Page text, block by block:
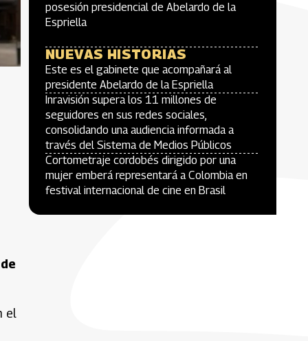
el
posesión presidencial de Abelardo de la
Espriella
NUEVAS HISTORIAS
Este es el gabinete que acompañará al
presidente Abelardo de la Espriella
Inravisión supera los 11 millones de
seguidores en sus redes sociales,
consolidando una audiencia informada a
través del Sistema de Medios Públicos
Cortometraje cordobés dirigido por una
mujer emberá representará a Colombia en
festival internacional de cine en Brasil